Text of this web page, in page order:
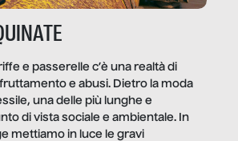
e passerelle c’è una realtà di
e abusi. Dietro la moda
una delle più lunghe e
di vista sociale e ambientale. In
mettiamo in luce le gravi